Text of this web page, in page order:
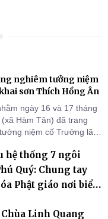
nghiêm tưởng niệm
sơn Thích Hồng Ân
ngày 16 và 17 tháng
Hàm Tân) đã trang
niệm cố Trưởng lão
cùng đông đảo thiện tín
hệ thống 7 ngôi
Quý: Chung tay
Phật giáo nơi biển
Linh Quang